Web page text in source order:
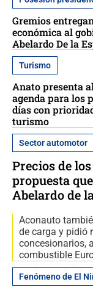
Gremios
económica al
Abelardo De la
Turismo
Anato presenta
agenda para los
días con
turismo
Sector automotor
Precios de
propuesta
Abelardo de
Aconauto
de carga y pidió
concesionarios,
combustible
Fenómeno de El